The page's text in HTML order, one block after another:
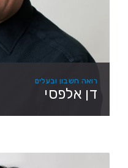
רואה חשבון ובעלים
דן אלפסי